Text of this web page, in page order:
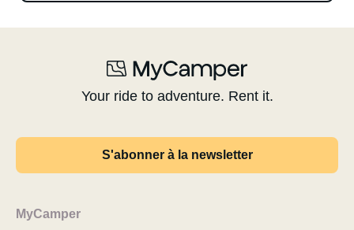
Your ride to adventure. Rent it.
S'abonner à la newsletter
MyCamper